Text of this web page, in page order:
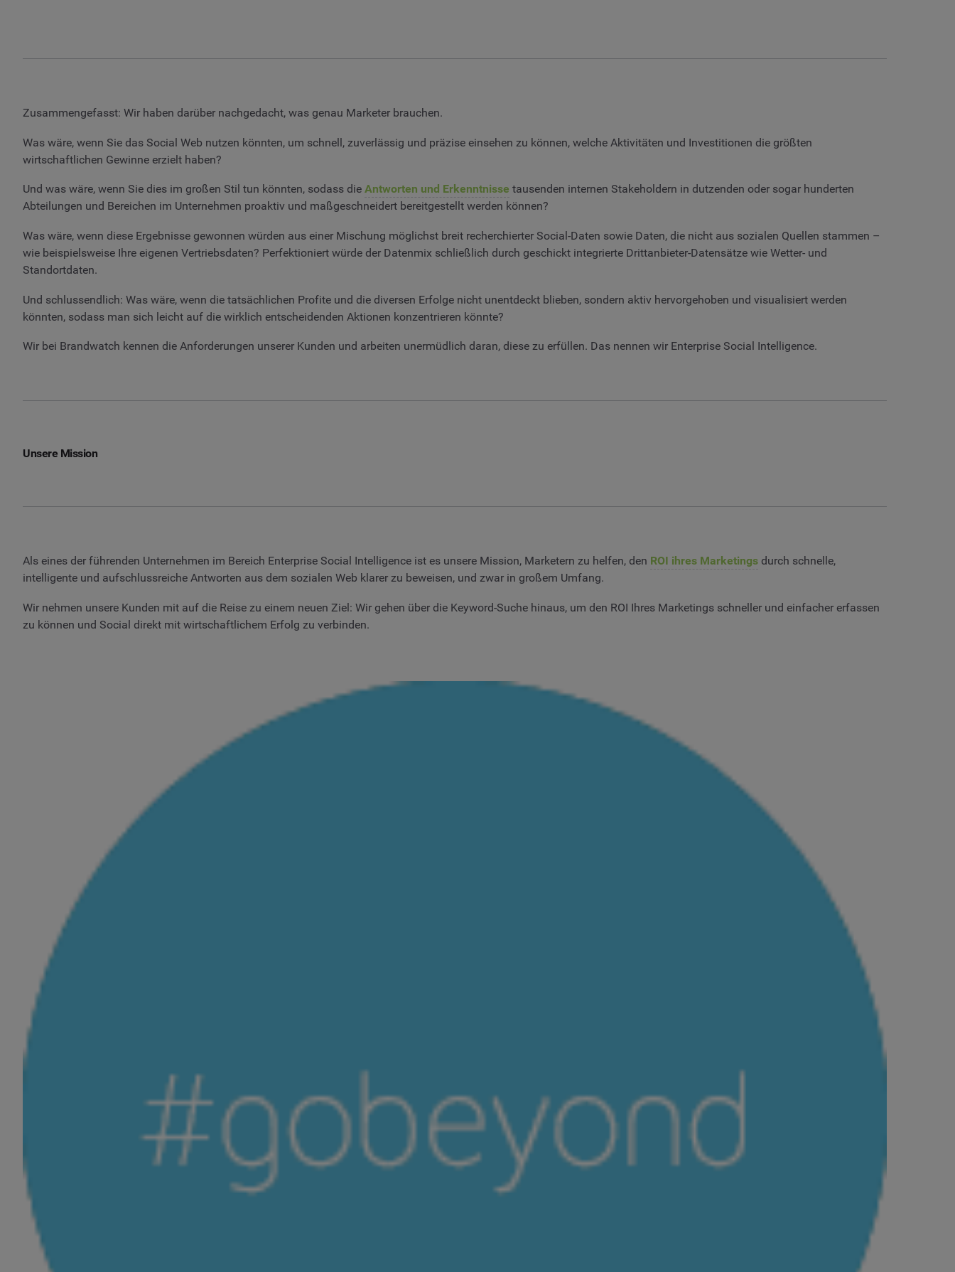
Zusammengefasst: Wir haben darüber nachgedacht, was genau Marketer brauchen.
Was wäre, wenn Sie das Social Web nutzen könnten, um schnell, zuverlässig und präzise einsehen zu können, welche Aktivitäten und Investitionen die größten
wirtschaftlichen Gewinne erzielt haben?
Und was wäre, wenn Sie dies im großen Stil tun könnten, sodass die Antworten und Erkenntnisse tausenden internen Stakeholdern in dutzenden oder sogar hunderten
Abteilungen und Bereichen im Unternehmen proaktiv und maßgeschneidert bereitgestellt werden können?
Was wäre, wenn diese Ergebnisse gewonnen würden aus einer Mischung möglichst breit recherchierter Social-Daten sowie Daten, die nicht aus sozialen Quellen stammen –
wie beispielsweise Ihre eigenen Vertriebsdaten? Perfektioniert würde der Datenmix schließlich durch geschickt integrierte Drittanbieter-Datensätze wie Wetter- und
Standortdaten.
Und schlussendlich: Was wäre, wenn die tatsächlichen Profite und die diversen Erfolge nicht unentdeckt blieben, sondern aktiv hervorgehoben und visualisiert werden
könnten, sodass man sich leicht auf die wirklich entscheidenden Aktionen konzentrieren könnte?
Wir bei Brandwatch kennen die Anforderungen unserer Kunden und arbeiten unermüdlich daran, diese zu erfüllen. Das nennen wir Enterprise Social Intelligence.
Unsere Mission
Als eines der führenden Unternehmen im Bereich Enterprise Social Intelligence ist es unsere Mission, Marketern zu helfen, den ROI ihres Marketings durch schnelle,
intelligente und aufschlussreiche Antworten aus dem sozialen Web klarer zu beweisen, und zwar in großem Umfang.
Wir nehmen unsere Kunden mit auf die Reise zu einem neuen Ziel: Wir gehen über die Keyword-Suche hinaus, um den ROI Ihres Marketings schneller und einfacher erfassen
zu können und Social direkt mit wirtschaftlichem Erfolg zu verbinden.